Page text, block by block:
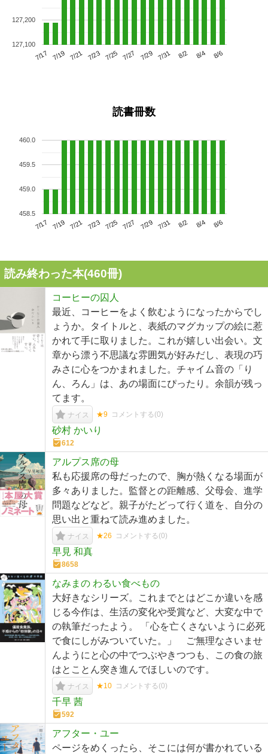
7/17 7/19 7/21 7/23 7/25 7/27 7/29 7/31 8/2 8/4 8/6
127,100
127,200
読書冊数
7/17 7/19 7/21 7/23 7/25 7/27 7/29 7/31 8/2 8/4 8/6
458.5
459.0
459.5
460.0
読み終わった本(460冊)
コーヒーの囚人
最近、コーヒーをよく飲むようになったからでし
ょうか。タイトルと、表紙のマグカップの絵に惹
かれて手に取りました。これが嬉しい出会い。文
章から漂う不思議な雰囲気が好みだし、表現の巧
みさに心をつかまれました。チャイム音の「り
ん、ろん」は、あの場面にぴったり。余韻が残っ
てます。
ナイス ★9 コメントする(0)
砂村 かいり
612
アルプス席の母
私も応援席の母だったので、胸が熱くなる場面が
多々ありました。監督との距離感、父母会、進学
問題などなど。親子がたどって行く道を、自分の
思い出と重ねて読み進めました。
ナイス ★26 コメントする(0)
早見 和真
8658
なみまの わるい食べもの
大好きなシリーズ。これまでとはどこか違いを感
じる今作は、生活の変化や受賞など、大変な中で
の執筆だったよう。 「心を亡くさないように必死
で食にしがみついていた。」 ご無理なさいませ
んようにと心の中でつぶやきつつも、この食の旅
はとことん突き進んでほしいのです。
ナイス ★10 コメントする(0)
千早 茜
592
アフター・ユー
ページをめくったら、そこには何が書かれている